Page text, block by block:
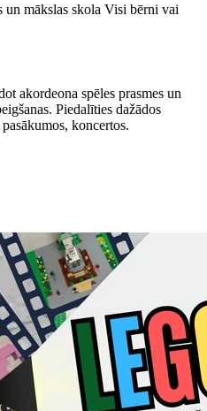
mākslas skola Visi bērni vai
akordeona spēles prasmes un
Piedalīties dažādos
koncertos.